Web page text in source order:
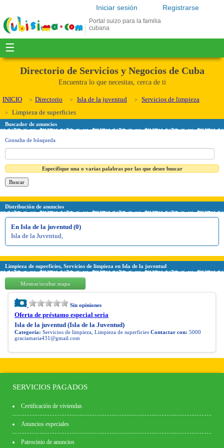
Registrarse
Iniciar sesión
Portal suizo para la familia
cubana
☰
Directorio de Servicios y Negocios de Cuba
Encuentra lo que necesitas, cerca de ti
INICIO Directorio Isla de la juventud
Servicios de limpieza
Limpieza de superficies
Buscador de anuncios
Consulta de búsqueda
Especifique una o varias palabras por las que desee buscar
Distribución de anuncios
En Isla de la juventud (0)
Isla de la Juventud
Limpieza de superficies, Servicios de limpieza en Isla de la juventud
Mostrar/ocultar mapa
Sin opiniones
Oferta de préstamo especial seria
Isla de la juventud (Isla de la Juventud)
Categoría: Servicios de limpieza, Limpieza de superficies Contactar con: 5000
graciamaria431@gmail.com
SERVICIOS PAGADOS
Certificación de viviendas
Anuncios especiales
Patrocinio de anuncios